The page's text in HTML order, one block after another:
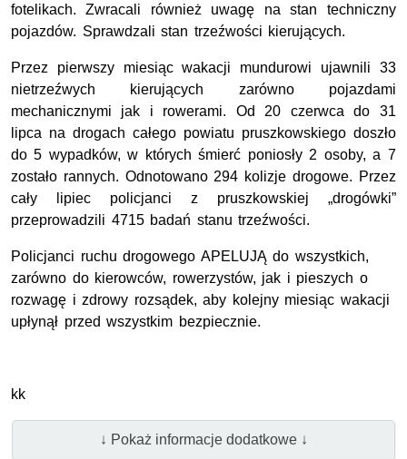
fotelikach. Zwracali również uwagę na stan techniczny
pojazdów. Sprawdzali stan trzeźwości kierujących.
Przez pierwszy miesiąc wakacji mundurowi ujawnili 33
nietrzeźwych kierujących zarówno pojazdami
mechanicznymi jak i rowerami. Od 20 czerwca do 31
lipca na drogach całego powiatu pruszkowskiego doszło
do 5 wypadków, w których śmierć poniosły 2 osoby, a 7
zostało rannych. Odnotowano 294 kolizje drogowe. Przez
cały lipiec policjanci z pruszkowskiej „drogówki”
przeprowadzili 4715 badań stanu trzeźwości.
Policjanci ruchu drogowego APELUJĄ do wszystkich,
zarówno do kierowców, rowerzystów, jak i pieszych o
rozwagę i zdrowy rozsądek, aby kolejny miesiąc wakacji
upłynął przed wszystkim bezpiecznie.
kk
↓ Pokaż informacje dodatkowe ↓